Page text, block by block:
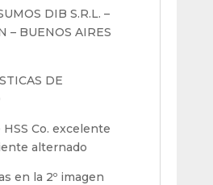
DIB S.R.L. –
– BUENOS AIRES
DE
HSS Co. excelente
alternado
en la 2º imagen